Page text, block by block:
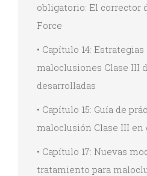
obligatorio: El corrector
Force
• Capítulo 14:
maloclusiones Clase III
desarrolladas
• Capítulo 15: Guía de
maloclusión Clase III en
• Capítulo 17: Nuevas
tratamiento para